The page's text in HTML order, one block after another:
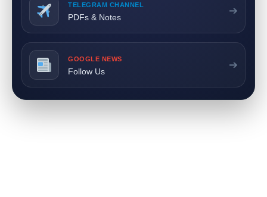
TELEGRAM CHANNEL
PDFs & Notes
➔
GOOGLE NEWS
Follow Us
➔